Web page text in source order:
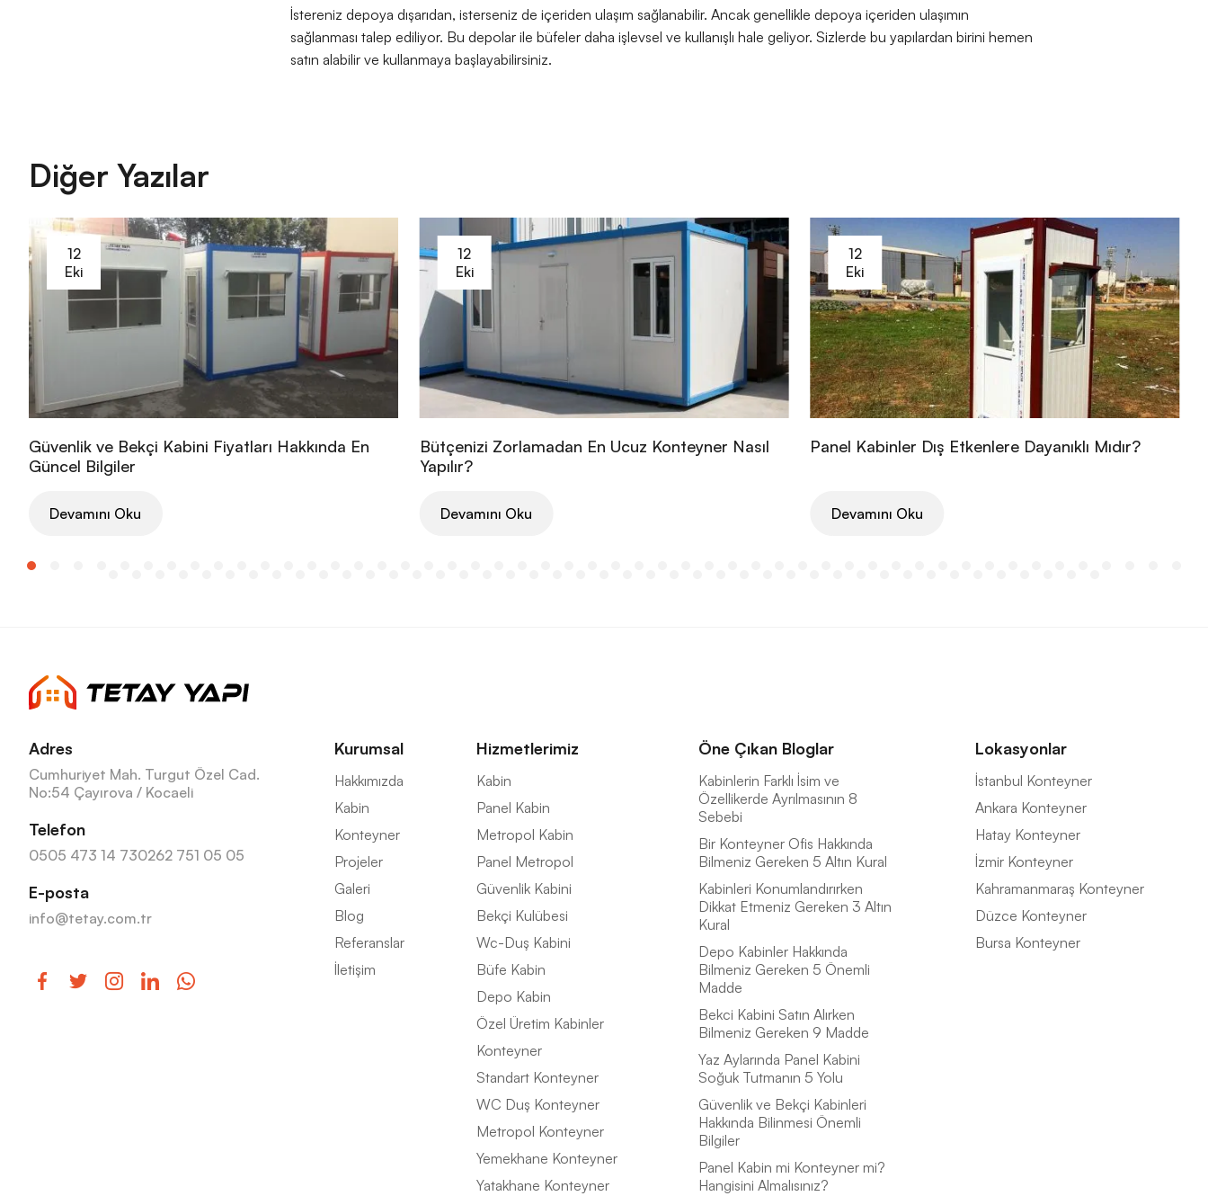
İstereniz depoya dışarıdan, isterseniz de içeriden ulaşım sağlanabilir. Ancak genellikle depoya içeriden ulaşımın
sağlanması talep ediliyor. Bu depolar ile büfeler daha işlevsel ve kullanışlı hale geliyor. Sizlerde bu yapılardan birini hemen
satın alabilir ve kullanmaya başlayabilirsiniz.
Diğer Yazılar
12
Eki
Güvenlik ve Bekçi Kabini Fiyatları Hakkında En
Güncel Bilgiler
Devamını Oku
12
Eki
Bütçenizi Zorlamadan En Ucuz Konteyner Nasıl
Yapılır?
Devamını Oku
12
Eki
Panel Kabinler Dış Etkenlere Dayanıklı Mıdır?
Devamını Oku
Adres
Cumhuriyet Mah. Turgut Özel Cad.
No:54 Çayırova / Kocaeli
Telefon
0505 473 14 730262 751 05 05
E-posta
info@tetay.com.tr
Kurumsal
Hakkımızda
Kabin
Konteyner
Projeler
Galeri
Blog
Referanslar
İletişim
Hizmetlerimiz
Kabin
Panel Kabin
Metropol Kabin
Panel Metropol
Güvenlik Kabini
Bekçi Kulübesi
Wc-Duş Kabini
Büfe Kabin
Depo Kabin
Özel Üretim Kabinler
Konteyner
Standart Konteyner
WC Duş Konteyner
Metropol Konteyner
Yemekhane Konteyner
Yatakhane Konteyner
Öne Çıkan Bloglar
Kabinlerin Farklı İsim ve
Özellikerde Ayrılmasının 8
Sebebi
Bir Konteyner Ofis Hakkında
Bilmeniz Gereken 5 Altın Kural
Kabinleri Konumlandırırken
Dikkat Etmeniz Gereken 3 Altın
Kural
Depo Kabinler Hakkında
Bilmeniz Gereken 5 Önemli
Madde
Bekci Kabini Satın Alırken
Bilmeniz Gereken 9 Madde
Yaz Aylarında Panel Kabini
Soğuk Tutmanın 5 Yolu
Güvenlik ve Bekçi Kabinleri
Hakkında Bilinmesi Önemli
Bilgiler
Panel Kabin mi Konteyner mi?
Hangisini Almalısınız?
Lokasyonlar
İstanbul Konteyner
Ankara Konteyner
Hatay Konteyner
İzmir Konteyner
Kahramanmaraş Konteyner
Düzce Konteyner
Bursa Konteyner